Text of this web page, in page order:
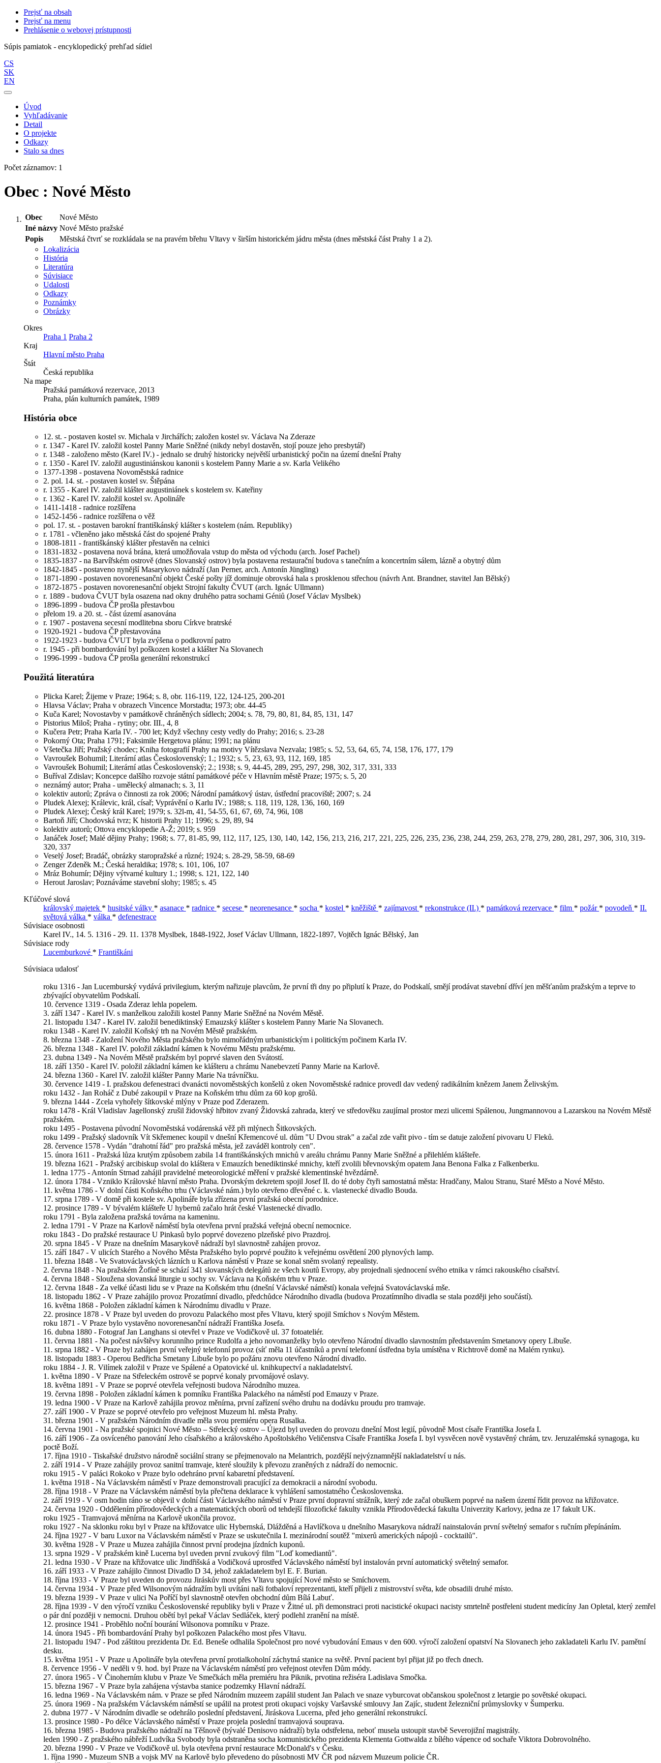
Prejsť na obsah
Prejsť na menu
Prehlásenie o webovej prístupnosti
Súpis pamiatok - encyklopedický prehľad sídiel
CS
SK
EN
Úvod
Vyhľadávanie
Detail
O projekte
Odkazy
Stalo sa dnes
Počet záznamov: 1
Obec : Nové Město
Obec
Nové Město
Iné názvy Nové Město pražské
Popis
Městská čtvrť se rozkládala se na pravém břehu Vltavy v širším historickém jádru města (dnes městská část Prahy 1 a 2).
Lokalizácia
História
Literatúra
Súvisiace
Udalosti
Odkazy
Poznámky
Obrázky
Okres
Praha 1 Praha 2
Kraj
Hlavní město Praha
Štát
Česká republika
Na mape
Pražská památková rezervace, 2013
Praha, plán kulturních památek, 1989
História obce
12. st. - postaven kostel sv. Michala v Jirchářích; založen kostel sv. Václava Na Zderaze
r. 1347 - Karel IV. založil kostel Panny Marie Sněžné (nikdy nebyl dostavěn, stojí pouze jeho presbytář)
r. 1348 - založeno město (Karel IV.) - jednalo se druhý historicky největší urbanistický počin na území dnešní Prahy
r. 1350 - Karel IV. založil augustiniánskou kanonii s kostelem Panny Marie a sv. Karla Velikého
1377-1398 - postavena Novoměstská radnice
2. pol. 14. st. - postaven kostel sv. Štěpána
r. 1355 - Karel IV. založil klášter augustiniánek s kostelem sv. Kateřiny
r. 1362 - Karel IV. založil kostel sv. Apolináře
1411-1418 - radnice rozšířena
1452-1456 - radnice rozšířena o věž
pol. 17. st. - postaven barokní františkánský klášter s kostelem (nám. Republiky)
r. 1781 - včleněno jako městská část do spojené Prahy
1808-1811 - františkánský klášter přestavěn na celnici
1831-1832 - postavena nová brána, která umožňovala vstup do města od východu (arch. Josef Pachel)
1835-1837 - na Barvířském ostrově (dnes Slovanský ostrov) byla postavena restaurační budova s tanečním a koncertním sálem, lázně a obytný dům
1842-1845 - postaveno nynější Masarykovo nádraží (Jan Perner, arch. Antonín Jüngling)
1871-1890 - postaven novorenesanční objekt České pošty jíž dominuje obrovská hala s prosklenou střechou (návrh Ant. Brandner, stavitel Jan Bělský)
1872-1875 - postaven novorenesanční objekt Strojní fakulty ČVUT (arch. Ignác Ullmann)
r. 1889 - budova ČVUT byla osazena nad okny druhého patra sochami Géniů (Josef Václav Myslbek)
1896-1899 - budova ČP prošla přestavbou
přelom 19. a 20. st. - část území asanována
r. 1907 - postavena secesní modlitebna sboru Církve bratrské
1920-1921 - budova ČP přestavována
1922-1923 - budova ČVUT byla zvýšena o podkrovní patro
r. 1945 - při bombardování byl poškozen kostel a klášter Na Slovanech
1996-1999 - budova ČP prošla generální rekonstrukcí
Použitá literatúra
Plicka Karel; Žijeme v Praze; 1964; s. 8, obr. 116-119, 122, 124-125, 200-201
Hlavsa Václav; Praha v obrazech Vincence Morstadta; 1973; obr. 44-45
Kuča Karel; Novostavby v památkově chráněných sídlech; 2004; s. 78, 79, 80, 81, 84, 85, 131, 147
Pistorius Miloš; Praha - rytiny; obr. III., 4, 8
Kučera Petr; Praha Karla IV. - 700 let; Když všechny cesty vedly do Prahy; 2016; s. 23-28
Pokorný Ota; Praha 1791; Faksimile Hergetova plánu; 1991; na plánu
Všetečka Jiří; Pražský chodec; Kniha fotografií Prahy na motivy Vítězslava Nezvala; 1985; s. 52, 53, 64, 65, 74, 158, 176, 177, 179
Vavroušek Bohumil; Literární atlas Československý; 1.; 1932; s. 5, 23, 63, 93, 112, 169, 185
Vavroušek Bohumil; Literární atlas Československý; 2.; 1938; s. 9, 44-45, 289, 295, 297, 298, 302, 317, 331, 333
Buříval Zdislav; Koncepce dalšího rozvoje státní památkové péče v Hlavním městě Praze; 1975; s. 5, 20
neznámý autor; Praha - umělecký almanach; s. 3, 11
kolektiv autorů; Zpráva o činnosti za rok 2006; Národní památkový ústav, ústřední pracoviště; 2007; s. 24
Pludek Alexej; Králevic, král, císař; Vyprávění o Karlu IV.; 1988; s. 118, 119, 128, 136, 160, 169
Pludek Alexej; Český král Karel; 1979; s. 32l-m, 41, 54-55, 61, 67, 69, 74, 96i, 108
Bartoň Jiří; Chodovská tvrz; K historii Prahy 11; 1996; s. 29, 89, 94
kolektiv autorů; Ottova encyklopedie A-Ž; 2019; s. 959
Janáček Josef; Malé dějiny Prahy; 1968; s. 77, 81-85, 99, 112, 117, 125, 130, 140, 142, 156, 213, 216, 217, 221, 225, 226, 235, 236, 238, 244, 259, 263, 278, 279, 280, 281, 297, 306, 310, 319-
320, 337
Veselý Josef; Bradáč, obrázky staropražské a různé; 1924; s. 28-29, 58-59, 68-69
Zenger Zdeněk M.; Česká heraldika; 1978; s. 101, 106, 107
Mráz Bohumír; Dějiny výtvarné kultury 1.; 1998; s. 121, 122, 140
Herout Jaroslav; Poznáváme stavební slohy; 1985; s. 45
Kľúčové slová
královský majetek * husitské války * asanace * radnice * secese * neorenesance * socha * kostel * kněžiště * zajímavost * rekonstrukce (II.) * památková rezervace * film * požár * povodeň * II.
světová válka * válka * defenestrace
Súvisiace osobnosti
Karel IV., 14. 5. 1316 - 29. 11. 1378 Myslbek, 1848-1922, Josef Václav Ullmann, 1822-1897, Vojtěch Ignác Bělský, Jan
Súvisiace rody
Lucemburkové * Františkáni
Súvisiaca udalosť
roku 1316 - Jan Lucemburský vydává privilegium, kterým nařizuje plavcům, že první tři dny po připlutí k Praze, do Podskalí, smějí prodávat stavební dříví jen měšťanům pražským a teprve to
zbývající obyvatelům Podskalí.
10. července 1319 - Osada Zderaz lehla popelem.
3. září 1347 - Karel IV. s manželkou založili kostel Panny Marie Sněžné na Novém Městě.
21. listopadu 1347 - Karel IV. založil benediktinský Emauzský klášter s kostelem Panny Marie Na Slovanech.
roku 1348 - Karel IV. založil Koňský trh na Novém Městě pražském.
8. března 1348 - Založení Nového Města pražského bylo mimořádným urbanistickým i politickým počinem Karla IV.
26. března 1348 - Karel IV. položil základní kámen k Novému Městu pražskému.
23. dubna 1349 - Na Novém Městě pražském byl poprvé slaven den Svátostí.
18. září 1350 - Karel IV. položil základní kámen ke klášteru a chrámu Nanebevzetí Panny Marie na Karlově.
24. března 1360 - Karel IV. založil klášter Panny Marie Na trávníčku.
30. července 1419 - I. pražskou defenestraci dvanácti novoměstských konšelů z oken Novoměstské radnice provedl dav vedený radikálním knězem Janem Želivským.
roku 1432 - Jan Roháč z Dubé zakoupil v Praze na Koňském trhu dům za 60 kop grošů.
9. března 1444 - Zcela vyhořely šítkovské mlýny v Praze pod Zderazem.
roku 1478 - Král Vladislav Jagellonský zrušil židovský hřbitov zvaný Židovská zahrada, který ve středověku zaujímal prostor mezi ulicemi Spálenou, Jungmannovou a Lazarskou na Novém Městě
pražském.
roku 1495 - Postavena původní Novoměstská vodárenská věž při mlýnech Šitkovských.
roku 1499 - Pražský sladovník Vít Skřemenec koupil v dnešní Křemencové ul. dům "U Dvou strak" a začal zde vařit pivo - tím se datuje založení pivovaru U Fleků.
28. července 1578 - Vydán "drahotní řád" pro pražská města, jež zaváděl kontroly cen".
15. února 1611 - Pražská lůza krutým způsobem zabila 14 františkánských mnichů v areálu chrámu Panny Marie Sněžné a přilehlém klášteře.
19. března 1621 - Pražský arcibiskup svolal do kláštera v Emauzích benediktinské mnichy, kteří zvolili břevnovským opatem Jana Benona Falka z Falkenberku.
1. ledna 1775 - Antonín Strnad zahájil pravidelné meteorologické měření v pražské klementinské hvězdárně.
12. února 1784 - Vzniklo Královské hlavní město Praha. Dvorským dekretem spojil Josef II. do té doby čtyři samostatná města: Hradčany, Malou Stranu, Staré Město a Nové Město.
11. května 1786 - V dolní části Koňského trhu (Václavské nám.) bylo otevřeno dřevěné c. k. vlastenecké divadlo Bouda.
17. srpna 1789 - V domě při kostele sv. Apolináře byla zřízena první pražská obecní porodnice.
12. prosince 1789 - V bývalém klášteře U hybernů začalo hrát české Vlastenecké divadlo.
roku 1791 - Byla založena pražská továrna na kameninu.
2. ledna 1791 - V Praze na Karlově náměstí byla otevřena první pražská veřejná obecní nemocnice.
roku 1843 - Do pražské restaurace U Pinkasů bylo poprvé dovezeno plzeňské pivo Prazdroj.
20. srpna 1845 - V Praze na dnešním Masarykově nádraží byl slavnostně zahájen provoz.
15. září 1847 - V ulicích Starého a Nového Města Pražského bylo poprvé použito k veřejnému osvětlení 200 plynových lamp.
11. března 1848 - Ve Svatováclavských lázních u Karlova náměstí v Praze se konal sněm svolaný repealisty.
2. června 1848 - Na pražském Žofíně se schází 341 slovanských delegátů ze všech koutů Evropy, aby projednali sjednocení svého etnika v rámci rakouského císařství.
4. června 1848 - Sloužena slovanská liturgie u sochy sv. Václava na Koňském trhu v Praze.
12. června 1848 - Za velké účasti lidu se v Praze na Koňském trhu (dnešní Václavské náměstí) konala veřejná Svatováclavská mše.
18. listopadu 1862 - V Praze zahájilo provoz Prozatímní divadlo, předchůdce Národního divadla (budova Prozatímního divadla se stala později jeho součástí).
16. května 1868 - Položen základní kámen k Národnímu divadlu v Praze.
22. prosince 1878 - V Praze byl uveden do provozu Palackého most přes Vltavu, který spojil Smíchov s Novým Městem.
roku 1871 - V Praze bylo vystavěno novorenesanční nádraží Františka Josefa.
16. dubna 1880 - Fotograf Jan Langhans si otevřel v Praze ve Vodičkově ul. 37 fotoateliér.
11. června 1881 - Na počest návštěvy korunního prince Rudolfa a jeho novomanželky bylo otevřeno Národní divadlo slavnostním představením Smetanovy opery Libuše.
11. srpna 1882 - V Praze byl zahájen první veřejný telefonní provoz (síť měla 11 účastníků a první telefonní ústředna byla umístěna v Richtrově domě na Malém rynku).
18. listopadu 1883 - Operou Bedřicha Smetany Libuše bylo po požáru znovu otevřeno Národní divadlo.
roku 1884 - J. R. Vilímek založil v Praze ve Spálené a Opatovické ul. knihkupectví a nakladatelství.
1. května 1890 - V Praze na Střeleckém ostrově se poprvé konaly prvomájové oslavy.
18. května 1891 - V Praze se poprvé otevřela veřejnosti budova Národního muzea.
19. června 1898 - Položen základní kámen k pomníku Františka Palackého na náměstí pod Emauzy v Praze.
19. ledna 1900 - V Praze na Karlově zahájila provoz měnírna, první zařízení svého druhu na dodávku proudu pro tramvaje.
27. září 1900 - V Praze se poprvé otevřelo pro veřejnost Muzeum hl. města Prahy.
31. března 1901 - V pražském Národním divadle měla svou premiéru opera Rusalka.
14. června 1901 - Na pražské spojnici Nové Město – Střelecký ostrov – Újezd byl uveden do provozu dnešní Most legií, původně Most císaře Františka Josefa I.
16. září 1906 - Za osvíceného panování Jeho císařského a královského Apoštolského Veličenstva Císaře Františka Josefa I. byl vysvěcen nově vystavěný chrám, tzv. Jeruzalémská synagoga, ku
poctě Boží.
17. října 1910 - Tiskařské družstvo národně sociální strany se přejmenovalo na Melantrich, pozdější nejvýznamnější nakladatelství u nás.
2. září 1914 - V Praze zahájily provoz sanitní tramvaje, které sloužily k převozu zraněných z nádraží do nemocnic.
roku 1915 - V paláci Rokoko v Praze bylo odehráno první kabaretní představení.
1. května 1918 - Na Václavském náměstí v Praze demonstrovali pracující za demokracii a národní svobodu.
28. října 1918 - V Praze na Václavském náměstí byla přečtena deklarace k vyhlášení samostatného Československa.
2. září 1919 - V osm hodin ráno se objevil v dolní části Václavského náměstí v Praze první dopravní strážník, který zde začal obuškem poprvé na našem území řídit provoz na křižovatce.
24. června 1920 - Oddělením přírodovědeckých a matematických oborů od tehdejší filozofické fakulty vznikla Přírodovědecká fakulta Univerzity Karlovy, jedna ze 17 fakult UK.
roku 1925 - Tramvajová měnírna na Karlově ukončila provoz.
roku 1927 - Na sklonku roku byl v Praze na křižovatce ulic Hybernská, Dlážděná a Havlíčkova u dnešního Masarykova nádraží nainstalován první světelný semafor s ručním přepínáním.
24. října 1927 - V baru Luxor na Václavském náměstí v Praze se uskutečnila I. mezinárodní soutěž "mixerů amerických nápojů - cocktailů".
30. května 1928 - V Praze u Muzea zahájila činnost první prodejna jízdních kuponů.
13. srpna 1929 - V pražském kině Lucerna byl uveden první zvukový film "Loď komediantů".
21. ledna 1930 - V Praze na křižovatce ulic Jindřišská a Vodičková uprostřed Václavského náměstí byl instalován první automatický světelný semafor.
16. září 1933 - V Praze zahájilo činnost Divadlo D 34, jehož zakladatelem byl E. F. Burian.
18. října 1933 - V Praze byl uveden do provozu Jiráskův most přes Vltavu spojující Nové město se Smíchovem.
14. června 1934 - V Praze před Wilsonovým nádražím byli uvítáni naši fotbaloví reprezentanti, kteří přijeli z mistrovství světa, kde obsadili druhé místo.
19. března 1939 - V Praze v ulici Na Poříčí byl slavnostně otevřen obchodní dům Bílá Labuť.
28. října 1939 - V den výročí vzniku Československé republiky byli v Praze v Žitné ul. při demonstraci proti nacistické okupaci nacisty smrtelně postřeleni student medicíny Jan Opletal, který zemřel
o pár dní později v nemocni. Druhou obětí byl pekař Václav Sedláček, který podlehl zranění na místě.
12. prosince 1941 - Proběhlo noční bourání Wilsonova pomníku v Praze.
14. února 1945 - Při bombardování Prahy byl poškozen Palackého most přes Vltavu.
21. listopadu 1947 - Pod záštitou prezidenta Dr. Ed. Beneše odhalila Společnost pro nové vybudování Emaus v den 600. výročí založení opatství Na Slovanech jeho zakladateli Karlu IV. pamětní
desku.
15. května 1951 - V Praze u Apolináře byla otevřena první protialkoholní záchytná stanice na světě. První pacient byl přijat již po třech dnech.
8. července 1956 - V neděli v 9. hod. byl Praze na Václavském náměstí pro veřejnost otevřen Dům módy.
27. února 1965 - V Činoherním klubu v Praze Ve Smečkách měla premiéru hra Piknik, prvotina režiséra Ladislava Smočka.
15. března 1967 - V Praze byla zahájena výstavba stanice podzemky Hlavní nádraží.
16. ledna 1969 - Na Václavském nám. v Praze se před Národním muzeem zapálil student Jan Palach ve snaze vyburcovat občanskou společnost z letargie po sovětské okupaci.
25. února 1969 - Na pražském Václavském náměstí se upálil na protest proti okupaci vojsky Varšavské smlouvy Jan Zajíc, student železniční průmyslovky v Šumperku.
2. dubna 1977 - V Národním divadle se odehrálo poslední představení, Jiráskova Lucerna, před jeho generální rekonstrukcí.
13. prosince 1980 - Po délce Václavského náměstí v Praze projela poslední tramvajová souprava.
16. března 1985 - Budova pražského nádraží na Těšnově (bývalé Denisovo nádraží) byla odstřelena, neboť musela ustoupit stavbě Severojižní magistrály.
leden 1990 - Z pražského nábřeží Ludvíka Svobody byla odstraněna socha komunistického prezidenta Klementa Gottwalda z bílého vápence od sochaře Viktora Dobrovolného.
20. března 1990 - V Praze ve Vodičkově ul. byla otevřena první restaurace McDonald's v Česku.
1. října 1990 - Muzeum SNB a vojsk MV na Karlově bylo převedeno do působnosti MV ČR pod názvem Muzeum policie ČR.